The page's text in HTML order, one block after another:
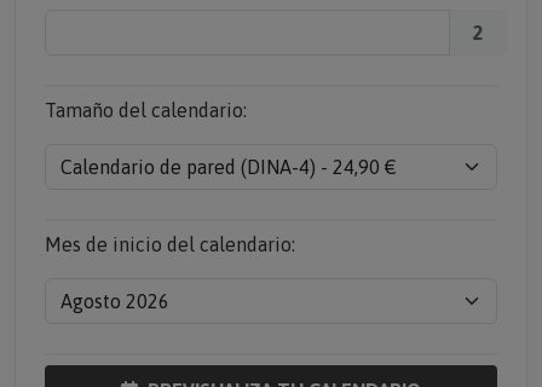
2
Tamaño del calendario:
Mes de inicio del calendario: